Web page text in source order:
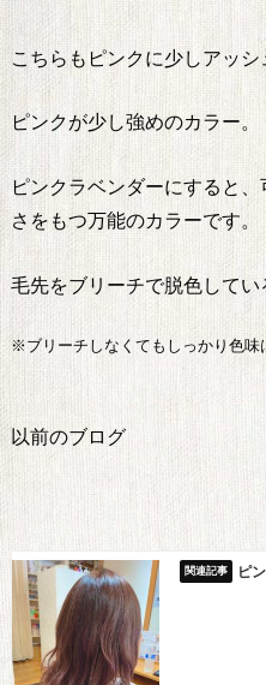
こちらもピンクに少しアッシ
ピンクが少し強めのカラー。
ピンクラベンダーにすると
さをもつ万能のカラーです。
毛先をブリーチで脱色してい
※ブリーチしなくてもしっかり色味
以前のブログ
ピ